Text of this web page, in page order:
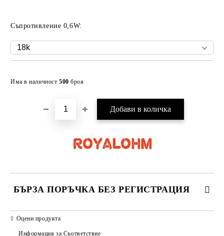
Съпротивление 0,6W:
Има в наличност 500 броя
БЪРЗА ПОРЪЧКА БЕЗ РЕГИСТРАЦИЯ
Оцени продукта
Информация за Съответствие